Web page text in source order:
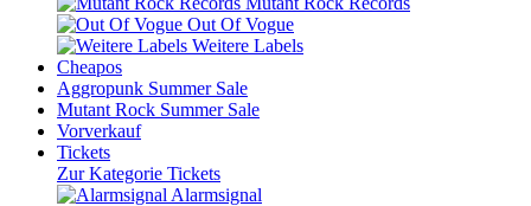
Out Of Vogue
Weitere Labels
Cheapos
Aggropunk Summer Sale
Mutant Rock Summer Sale
Vorverkauf
Tickets
Zur Kategorie Tickets
Alarmsignal